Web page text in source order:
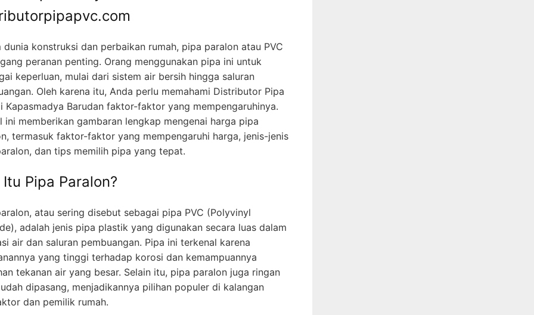
dunia konstruksi dan perbaikan rumah, pipa paralon atau PVC
peranan penting. Orang menggunakan pipa ini untuk
keperluan, mulai dari sistem air bersih hingga saluran
Oleh karena itu, Anda perlu memahami Distributor Pipa
Kapasmadya Barudan faktor-faktor yang mempengaruhinya.
ini memberikan gambaran lengkap mengenai harga pipa
termasuk faktor-faktor yang mempengaruhi harga, jenis-jenis
dan tips memilih pipa yang tepat.
Pipa Paralon?
atau sering disebut sebagai pipa PVC (Polyvinyl
adalah jenis pipa plastik yang digunakan secara luas dalam
air dan saluran pembuangan. Pipa ini terkenal karena
yang tinggi terhadap korosi dan kemampuannya
tekanan air yang besar. Selain itu, pipa paralon juga ringan
dipasang, menjadikannya pilihan populer di kalangan
dan pemilik rumah.